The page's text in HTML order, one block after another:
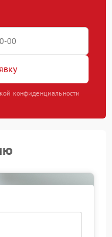
конфиденциальности